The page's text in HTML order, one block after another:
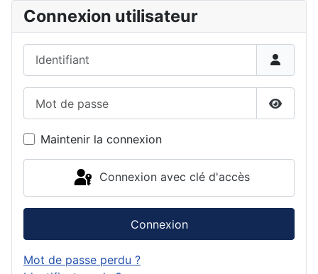
Connexion utilisateur
Maintenir la connexion
Connexion avec clé d'accès
Connexion
Mot de passe perdu ?